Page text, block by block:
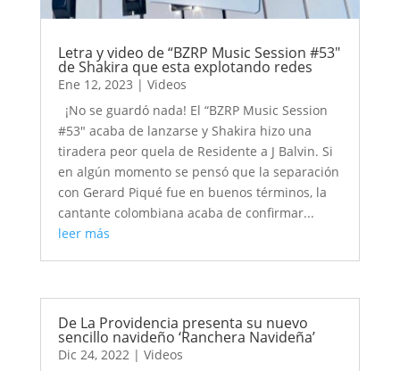
Letra y video de “BZRP Music Session #53″
de Shakira que esta explotando redes
Ene 12, 2023 | Videos
¡No se guardó nada! El “BZRP Music Session
#53″ acaba de lanzarse y Shakira hizo una
tiradera peor quela de Residente a J Balvin. Si
en algún momento se pensó que la separación
con Gerard Piqué fue en buenos términos, la
cantante colombiana acaba de confirmar...
leer más
De La Providencia presenta su nuevo
sencillo navideño ‘Ranchera Navideña’
Dic 24, 2022| Videos